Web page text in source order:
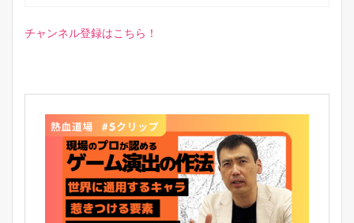
チャンネル登録はこちら！